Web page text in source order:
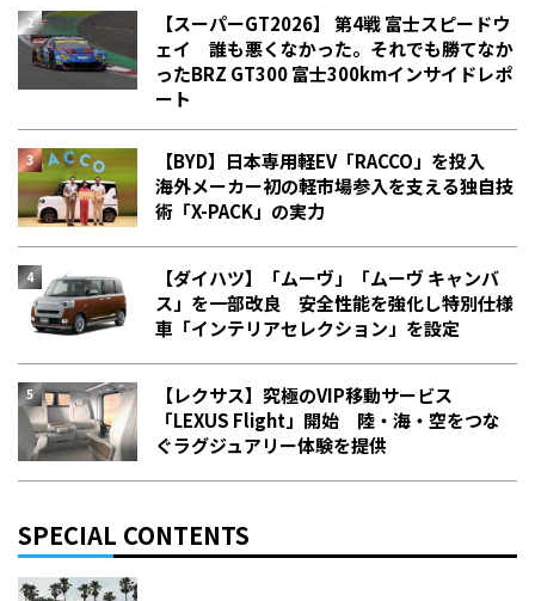
【スーパーGT2026】 第4戦 富士スピードウ
ェイ 誰も悪くなかった。それでも勝てなか
った――BRZ GT300 富士300kmインサイドレポ
ート
【BYD】日本専用軽EV「RACCO」を投入
海外メーカー初の軽市場参入を支える独自技
術「X-PACK」の実力
【ダイハツ】「ムーヴ」「ムーヴ キャンバ
ス」を一部改良 安全性能を強化し特別仕様
車「インテリアセレクション」を設定
【レクサス】究極のVIP移動サービス
「LEXUS Flight」開始 陸・海・空をつな
ぐラグジュアリー体験を提供
SPECIAL CONTENTS